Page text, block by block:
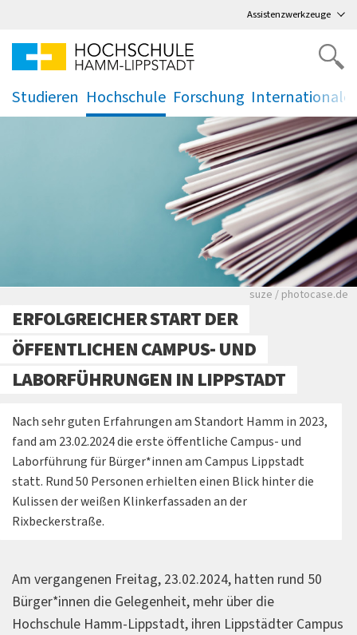
Assistenzwerkzeuge
Studieren
.
Hochschule
.
Forschung
. .
Viele Zeitungen.
suze / photocase.de
ERFOLGREICHER START DER
ÖFFENTLICHEN CAMPUS- UND
LABORFÜHRUNGEN IN LIPPSTADT
Nach sehr guten Erfahrungen am Standort Hamm in 2023,
fand am 23.02.2024 die erste öffentliche Campus- und
Laborführung für Bürger*innen am Campus Lippstadt
statt. Rund 50 Personen erhielten einen Blick hinter die
Kulissen der weißen Klinkerfassaden an der
Rixbeckerstraße.
Am vergangenen Freitag, 23.02.2024, hatten rund 50
Bürger*innen die Gelegenheit, mehr über die
Hochschule Hamm-Lippstadt, ihren Lippstädter Campus